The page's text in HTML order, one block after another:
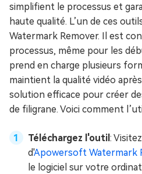
simplifient le processus et
haute qualité. L’un de ces
Watermark Remover. Il est
processus, même pour les
prend en charge plusieurs
maintient la qualité vidéo
solution efficace pour créer
de filigrane. Voici comment
Téléchargez l'outil :
d'Apowersoft Watermark
le logiciel sur votre